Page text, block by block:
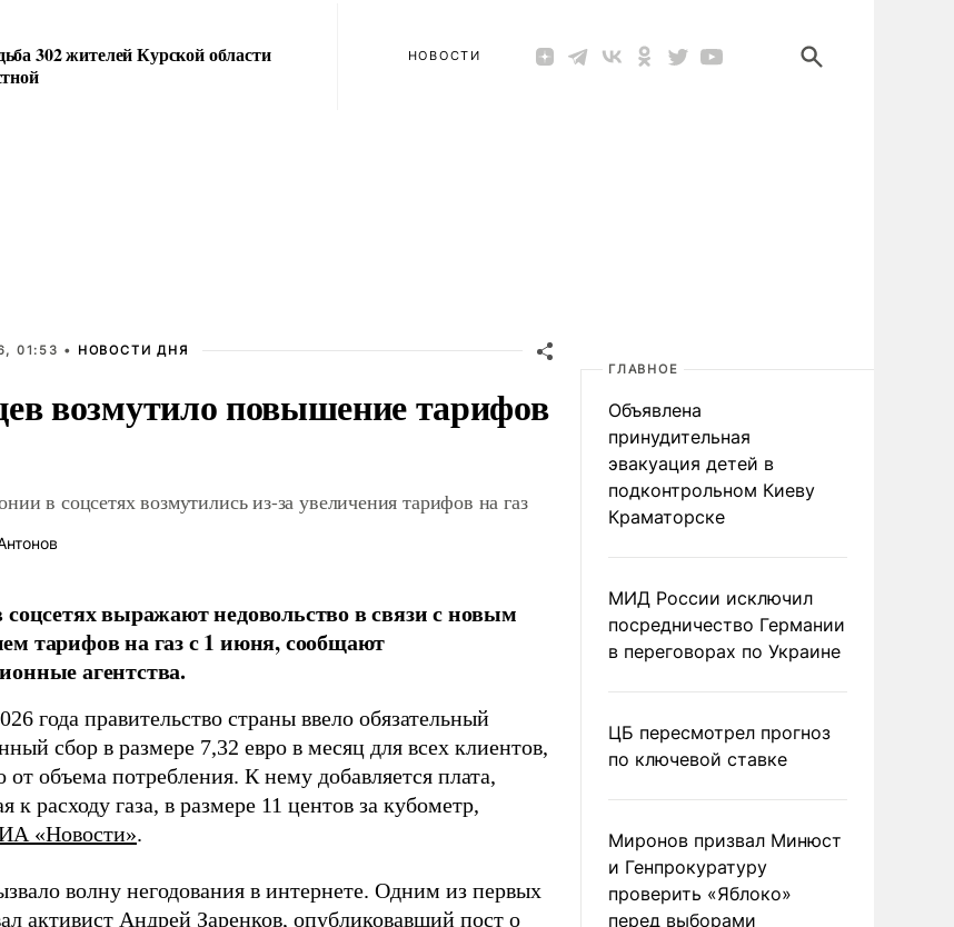
302 жителей Курской области
НОВОСТИ
01:53 • НОВОСТИ ДНЯ
возмутило повышение тарифов
в соцсетях возмутились из-за увеличения тарифов на газ
выражают недовольство в связи с новым
тарифов на газ с 1 июня, сообщают
агентства.
года правительство страны ввело обязательный
сбор в размере 7,32 евро в месяц для всех клиентов,
от объема потребления. К нему добавляется плата,
к расходу газа, в размере 11 центов за кубометр,
«Новости».
волну негодования в интернете. Одним из первых
активист Андрей Заренков, опубликовавший пост о
ГЛАВНОЕ
Объявлена
принудительная
эвакуация детей в
подконтрольном Киеву
Краматорске
МИД России исключил
посредничество Германии
в переговорах по Украине
ЦБ пересмотрел прогноз
по ключевой ставке
Миронов призвал Минюст
и Генпрокуратуру
проверить «Яблоко»
перед выборами